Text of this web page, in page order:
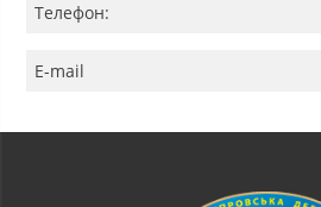
Телефон:
E-mail